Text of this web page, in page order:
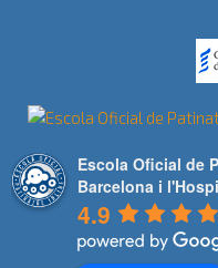
Escola Oficial de
Barcelona i
4.9